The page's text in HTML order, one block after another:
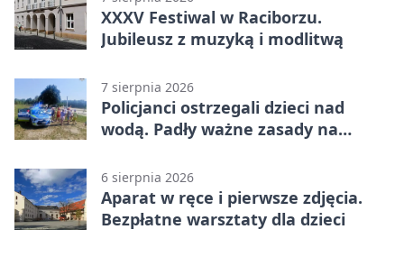
XXXV Festiwal w Raciborzu.
Jubileusz z muzyką i modlitwą
7 sierpnia 2026
Policjanci ostrzegali dzieci nad
wodą. Padły ważne zasady na
6 sierpnia 2026
Aparat w ręce i pierwsze zdjęcia.
Bezpłatne warsztaty dla dzieci